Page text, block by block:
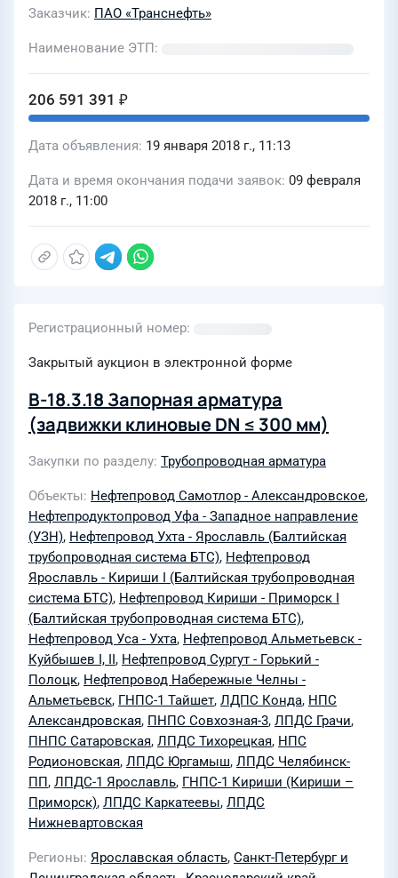
Заказчик ПАО «Транснефть»
Наименование ЭТП
206 591 391 ₽
Дата объявления 19 января 2018 г., 11:13
Дата и время окончания подачи заявок 09 февраля
2018 г., 11:00
Регистрационный номер
Закрытый аукцион в электронной форме
В-18.3.18 Запорная арматура
(задвижки клиновые DN ≤ 300 мм)
Закупки по разделу Трубопроводная арматура
Объекты Нефтепровод Самотлор - Александровское,
Нефтепродуктопровод Уфа - Западное направление
(УЗН), Нефтепровод Ухта - Ярославль (Балтийская
трубопроводная система БТС), Нефтепровод
Ярославль - Кириши I (Балтийская трубопроводная
система БТС), Нефтепровод Кириши - Приморск I
(Балтийская трубопроводная система БТС),
Нефтепровод Уса - Ухта, Нефтепровод Альметьевск -
Куйбышев I, II, Нефтепровод Сургут - Горький -
Полоцк, Нефтепровод Набережные Челны -
Альметьевск, ГНПС-1 Тайшет, ЛДПС Конда, НПС
Александровская, ПНПС Совхозная-3, ЛПДС Грачи,
ПНПС Сатаровская, ЛПДС Тихорецкая, НПС
Родионовская, ЛПДС Юргамыш, ЛПДС Челябинск-
ПП, ЛПДС-1 Ярославль, ГНПС-1 Кириши (Кириши –
Приморск), ЛПДС Каркатеевы, ЛПДС
Нижневартовская
Регионы Ярославская область, Санкт-Петербург и